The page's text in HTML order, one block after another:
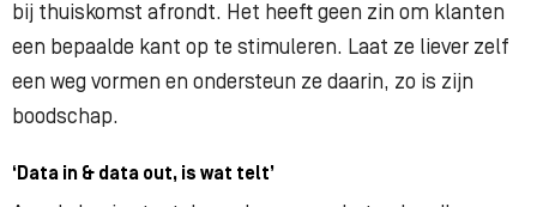
bij thuiskomst afrondt. Het heeft geen zin om klanten
een bepaalde kant op te stimuleren. Laat ze liever zelf
een weg vormen en ondersteun ze daarin, zo is zijn
boodschap.
‘Data in & data out, is wat telt’